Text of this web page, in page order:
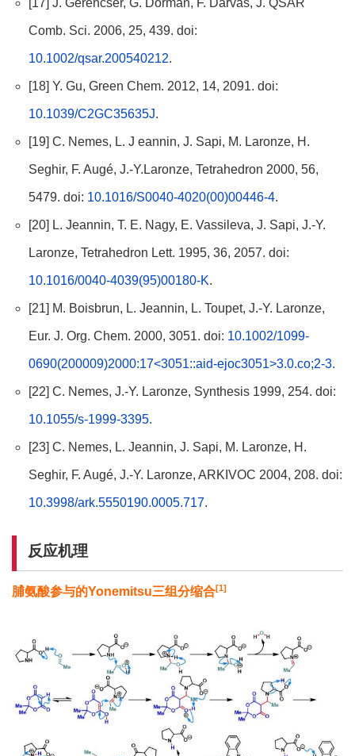
[17] J. Gerencsér, G. Dormán, F. Darvas, J. QSAR
Comb. Sci. 2006, 25, 439. doi:
10.1002/qsar.200540212.
[18] Y. Gu, Green Chem. 2012, 14, 2091. doi:
10.1039/C2GC35635J.
[19] C. Nemes, L. J eannin, J. Sapi, M. Laronze, H.
Seghir, F. Augé, J.-Y.Laronze, Tetrahedron 2000, 56,
5479. doi: 10.1016/S0040-4020(00)00446-4.
[20] L. Jeannin, T. E. Nagy, E. Vassileva, J. Sapi, J.-Y.
Laronze, Tetrahedron Lett. 1995, 36, 2057. doi:
10.1016/0040-4039(95)00180-K.
[21] M. Boisbrun, L. Jeannin, L. Toupet, J.-Y. Laronze,
Eur. J. Org. Chem. 2000, 3051. doi: 10.1002/1099-
0690(200009)2000:17<3051::aid-ejoc3051>3.0.co;2-3.
[22] C. Nemes, J.-Y. Laronze, Synthesis 1999, 254. doi:
10.1055/s-1999-3395.
[23] C. Nemes, L. Jeannin, J. Sapi, M. Laronze, H.
Seghir, F. Augé, J.-Y. Laronze, ARKIVOC 2004, 208. doi:
10.3998/ark.5550190.0005.717.
反应机理
脯氨酸参与的Yonemitsu三组分缩合[1]